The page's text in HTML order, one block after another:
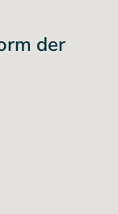
der